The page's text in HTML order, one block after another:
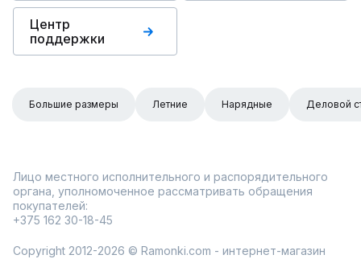
Центр
поддержки
Большие размеры Летние Нарядные Деловой
Лицо местного исполнительного и распорядительного
органа, уполномоченное рассматривать обращения
покупателей:
+375 162 30-18-45
Copyright 2012-2026 © Ramonki.com - интернет-магазин